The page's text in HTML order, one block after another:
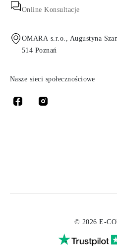
Online Konsultacje
OMARA s.r.o., Augustyna
514 Poznań
Nasze sieci społecznościowe
© 2026 E-